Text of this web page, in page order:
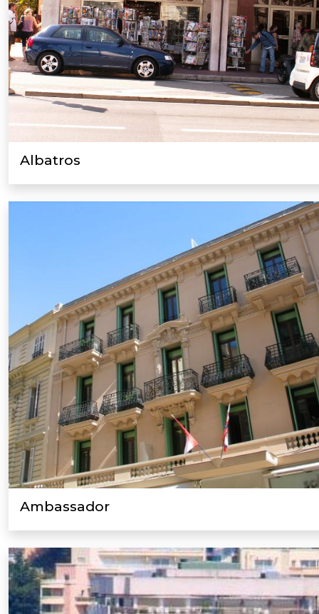
Albatros
Ambassador